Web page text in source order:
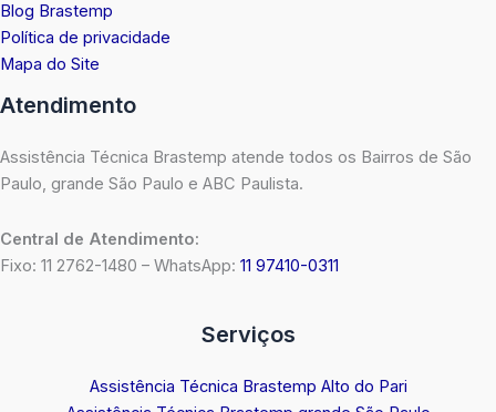
Blog Brastemp
Política de privacidade
Mapa do Site
Atendimento
Assistência Técnica Brastemp atende todos os Bairros de São
Paulo, grande São Paulo e ABC Paulista.
Central de Atendimento:
Fixo: 11 2762-1480 – WhatsApp: 11 97410-0311
Serviços
Assistência Técnica Brastemp Alto do Pari